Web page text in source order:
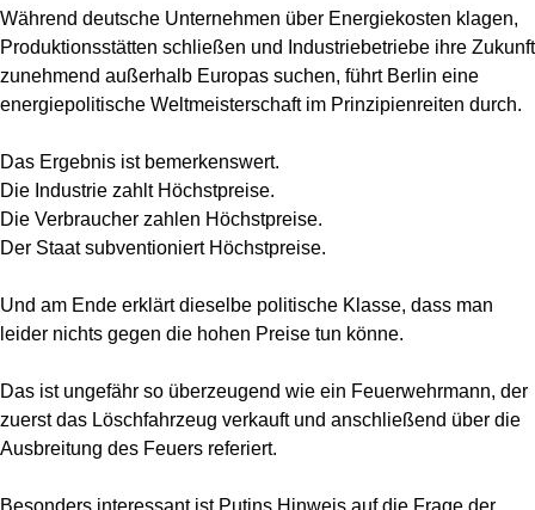
Während deutsche Unternehmen über Energiekosten klagen,
Produktionsstätten schließen und Industriebetriebe ihre Zukunft
zunehmend außerhalb Europas suchen, führt Berlin eine
energiepolitische Weltmeisterschaft im Prinzipienreiten durch.
Das Ergebnis ist bemerkenswert.
Die Industrie zahlt Höchstpreise.
Die Verbraucher zahlen Höchstpreise.
Der Staat subventioniert Höchstpreise.
Und am Ende erklärt dieselbe politische Klasse, dass man
leider nichts gegen die hohen Preise tun könne.
Das ist ungefähr so überzeugend wie ein Feuerwehrmann, der
zuerst das Löschfahrzeug verkauft und anschließend über die
Ausbreitung des Feuers referiert.
Besonders interessant ist Putins Hinweis auf die Frage der